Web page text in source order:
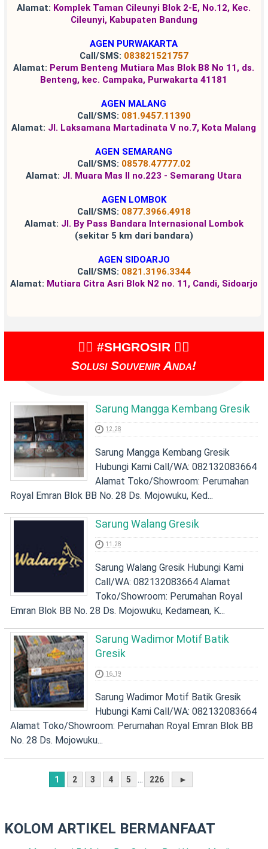
Alamat: Komplek Taman Cileunyi Blok 2-E, No.12, Kec.
Cileunyi, Kabupaten Bandung
AGEN PURWAKARTA
Call/SMS: 083821521757
Alamat: Perum Benteng Mutiara Mas Blok B8 No 11, ds.
Benteng, kec. Campaka, Purwakarta 41181
AGEN MALANG
Call/SMS: 081.9457.11390
Alamat: Jl. Laksamana Martadinata V no.7, Kota Malang
AGEN SEMARANG
Call/SMS: 08578.47777.02
Alamat: Jl. Muara Mas II no.223 - Semarang Utara
AGEN LOMBOK
Call/SMS: 0877.3966.4918
Alamat: Jl. By Pass Bandara Internasional Lombok
(sekitar 5 km dari bandara)
AGEN SIDOARJO
Call/SMS: 0821.3196.3344
Alamat: Mutiara Citra Asri Blok N2 no. 11, Candi, Sidoarjo
👉🏻 #SHGROSIR 👈🏻
Solusi Souvenir Anda!
Sarung Mangga Kembang Gresik
12.28
Sarung Mangga Kembang Gresik
Hubungi Kami Call/WA: 082132083664
Alamat Toko/Showroom: Perumahan
Royal Emran Blok BB No. 28 Ds. Mojowuku, Ked...
Sarung Walang Gresik
11.28
Sarung Walang Gresik Hubungi Kami
Call/WA: 082132083664 Alamat
Toko/Showroom: Perumahan Royal
Emran Blok BB No. 28 Ds. Mojowuku, Kedamean, K...
Sarung Wadimor Motif Batik
Gresik
16.19
Sarung Wadimor Motif Batik Gresik
Hubungi Kami Call/WA: 082132083664
Alamat Toko/Showroom: Perumahan Royal Emran Blok BB
No. 28 Ds. Mojowuku...
1 2 3 4 5 ... 226 ►
KOLOM ARTIKEL BERMANFAAT